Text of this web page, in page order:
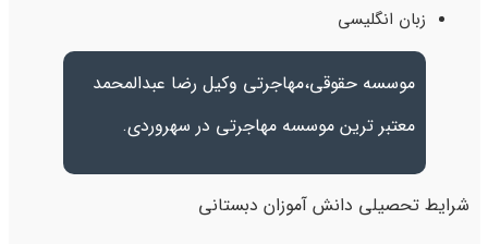
زبان انگلیسی
موسسه حقوقی،مهاجرتی وکیل رضا عبدالمحمد
معتبر ترین موسسه مهاجرتی در سهروردی.
شرایط تحصیلی دانش آموزان دبستانی